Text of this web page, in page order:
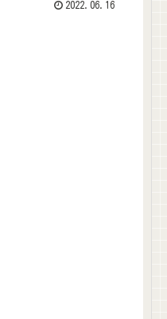
2022.06.16